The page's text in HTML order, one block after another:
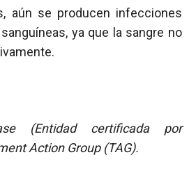
aún se producen infecciones
ya que la sangre no
(Entidad certificada por
Action Group (TAG).